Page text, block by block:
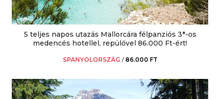
5 teljes napos utazás Mallorcára félpanziós 3*-os
medencés hotellel, repülővel 86.000 Ft-ért!
SPANYOLORSZÁG / 86.000 FT